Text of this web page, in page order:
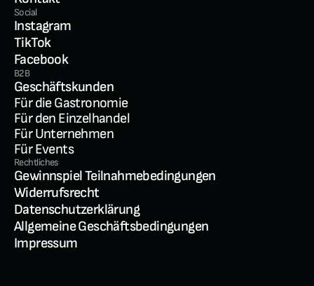
Social
Instagram
TikTok
Facebook
B2B
Geschäftskunden
Für die Gastronomie
Für den Einzelhandel
Für Unternehmen
Für Events
Rechtliches
Gewinnspiel Teilnahmebedingungen
Widerrufsrecht
Datenschutzerklärung
Allgemeine Geschäftsbedingungen
Impressum